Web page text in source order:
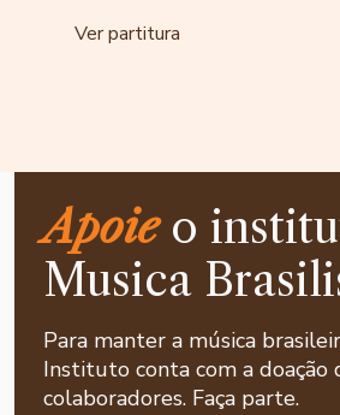
Ver partitura
Apoieo
Musica
Para manter a música
Instituto conta com a doação
colaboradores. Faça parte.